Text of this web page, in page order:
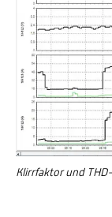
Klirrfaktor und